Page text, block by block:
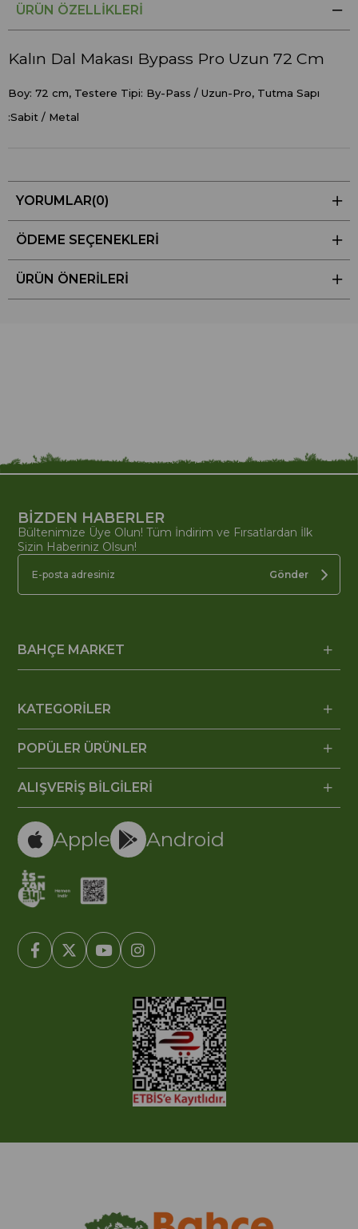
ÜRÜN ÖZELLIKLERI
Kalın Dal Makası Bypass Pro Uzun 72 Cm
Boy: 72 cm, Testere Tipi: By-Pass / Uzun-Pro, Tutma Sapı
:Sabit / Metal
YORUMLAR(0)
ÖDEME SEÇENEKLERI
ÜRÜN ÖNERILERI
BİZDEN HABERLER
Bültenimize Üye Olun! Tüm İndirim ve Fırsatlardan İlk
Sizin Haberiniz Olsun!
Gönder
BAHÇE MARKET
KATEGORİLER
POPÜLER ÜRÜNLER
ALIŞVERİŞ BİLGİLERİ
Apple Android